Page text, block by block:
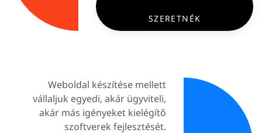
SZERETNÉK
Weboldal készítése mellett
vállaljuk egyedi, akár ügyviteli,
akár más igényeket kielégítő
szoftverek fejlesztését.